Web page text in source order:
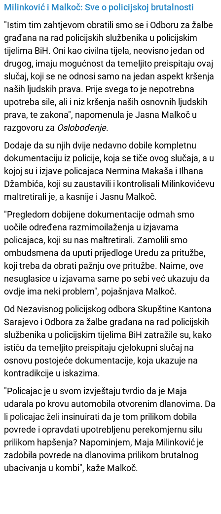
Milinković i Malkoč: Sve o policijskoj brutalnosti
"Istim tim zahtjevom obratili smo se i Odboru za žalbe
građana na rad policijskih službenika u policijskim
tijelima BiH. Oni kao civilna tijela, neovisno jedan od
drugog, imaju mogućnost da temeljito preispitaju ovaj
slučaj, koji se ne odnosi samo na jedan aspekt kršenja
naših ljudskih prava. Prije svega to je nepotrebna
upotreba sile, ali i niz kršenja naših osnovnih ljudskih
prava, te zakona", napomenula je Jasna Malkoč u
razgovoru za Oslobođenje.
Dodaje da su njih dvije nedavno dobile kompletnu
dokumentaciju iz policije, koja se tiče ovog slučaja, a u
kojoj su i izjave policajaca Nermina Makaša i Ilhana
Džambića, koji su zaustavili i kontrolisali Milinkovićevu
maltretirali je, a kasnije i Jasnu Malkoč.
"Pregledom dobijene dokumentacije odmah smo
uočile određena razmimoilaženja u izjavama
policajaca, koji su nas maltretirali. Zamolili smo
ombudsmena da uputi prijedloge Uredu za pritužbe,
koji treba da obrati pažnju ove pritužbe. Naime, ove
nesuglasice u izjavama same po sebi već ukazuju da
ovdje ima neki problem", pojašnjava Malkoč.
Od Nezavisnog policijskog odbora Skupštine Kantona
Sarajevo i Odbora za žalbe građana na rad policijskih
službenika u policijskim tijelima BiH zatražile su, kako
ističu da temeljito preispitaju cjelokupni slučaj na
osnovu postojeće dokumentacije, koja ukazuje na
kontradikcije u iskazima.
"Policajac je u svom izvještaju tvrdio da je Maja
udarala po krovu automobila otvorenim dlanovima. Da
li policajac želi insinuirati da je tom prilikom dobila
povrede i opravdati upotrebljenu perekomjernu silu
prilikom hapšenja? Napominjem, Maja Milinković je
zadobila povrede na dlanovima prilikom brutalnog
ubacivanja u kombi", kaže Malkoč.